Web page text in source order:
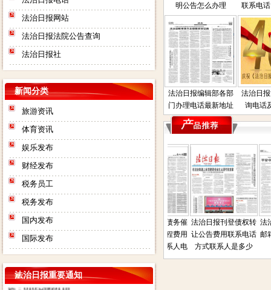
法治日报网站
法治日报法院公告查询
法治日报社
新闻分类
旅游资讯
体育资讯
娱乐发布
财经发布
税务员工
税务发布
国内发布
国际发布
法治日报重要通知
号：对公汇款：户名：法报文化
传媒（北京）有限公司（法治日
报社） 账号：
0200003509000184902 开户行：
他付款方式请致电广告部咨询电
话：01052869118
明公告怎么办理
联系电
法治日报编辑部各部
门办理电话最新地址
法治日
询电话
遗失声明公
电话是多少
登报
法治日报司法房产普
通拍卖公告电话联系
方式联系人地址在那
法治日报债权债务催
收公告登报流程费用
电话是多少联系人电
法治日报刊登债权转
让公告费用联系电话
方式联系人是多少
法治
邮箱